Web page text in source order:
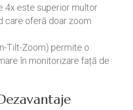
4x este superior multor
care oferă doar zoom
Tilt-Zoom) permite o
în monitorizare față de